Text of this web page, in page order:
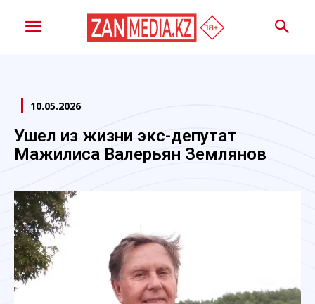
10.05.2026
Ушел из жизни экс-депутат
Мажилиса Валерьян Землянов